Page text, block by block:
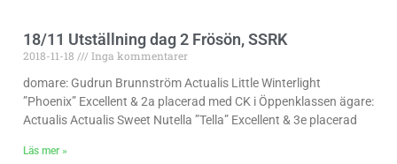
18/11 Utställning dag 2 Frösön, SSRK
2018-11-18
Inga kommentarer
domare: Gudrun Brunnström Actualis Little Winterlight
”Phoenix” Excellent & 2a placerad med CK i Öppenklassen ägare:
Actualis Actualis Sweet Nutella ”Tella” Excellent & 3e placerad
Läs mer »